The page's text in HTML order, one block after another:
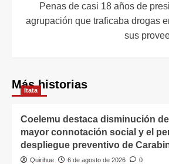
Penas de casi 18 años de
agrupación que traficaba drogas
sus
Más historias
Itata
Coelemu destaca disminución
mayor connotación social y el
despliegue preventivo de
Quirihue 6 de agosto de 2026
0